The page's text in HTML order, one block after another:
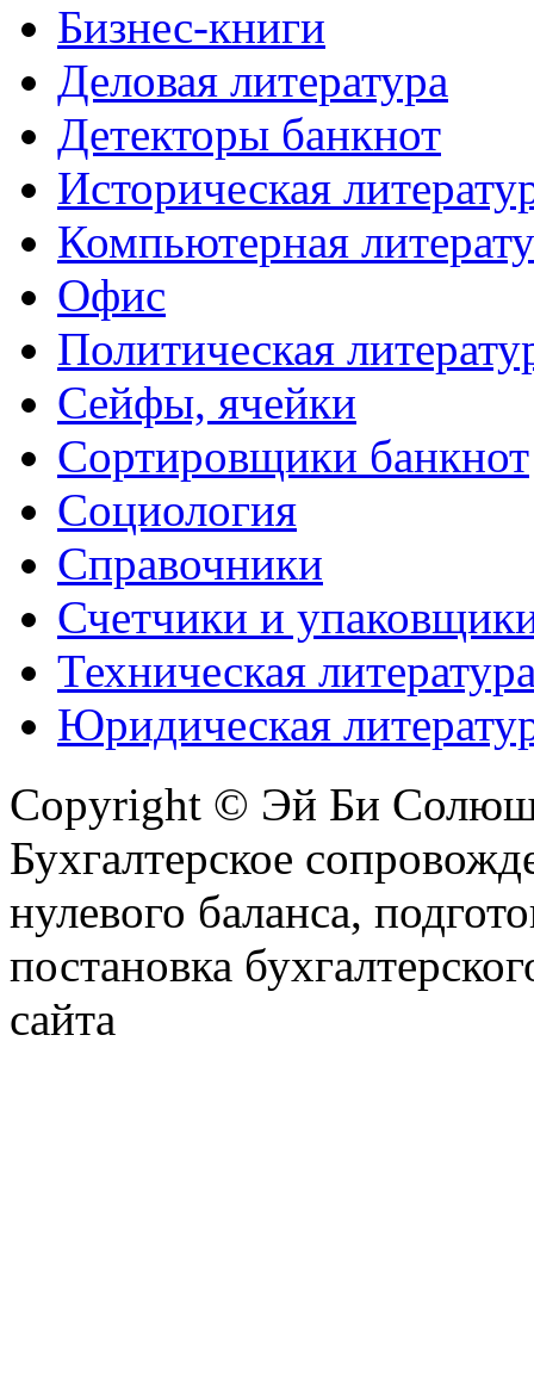
Бизнес-книги
Деловая литература
Детекторы банкнот
Историческая
Компьютерная
Офис
Политическая
Сейфы, ячейки
Сортировщики банкнот
Социология
Справочники
Счетчики и
Техническая
Юридическая
Copyright © Эй Би
Бухгалтерское
нулевого баланса,
постановка
сайта